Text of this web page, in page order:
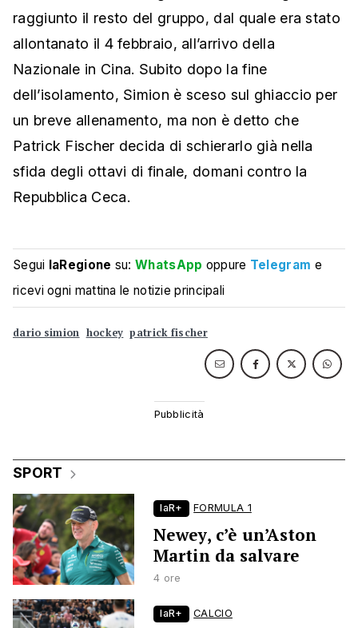
raggiunto il resto del gruppo, dal quale era stato
allontanato il 4 febbraio, all’arrivo della
Nazionale in Cina. Subito dopo la fine
dell’isolamento, Simion è sceso sul ghiaccio per
un breve allenamento, ma non è detto che
Patrick Fischer decida di schierarlo già nella
sfida degli ottavi di finale, domani contro la
Repubblica Ceca.
Segui laRegione su:WhatsApp oppure Telegram e
ricevi ogni mattina le notizie principali
dario simion hockey patrick fischer
SPORT
laR+ FORMULA 1
Newey, c’è un’Aston
Martin da salvare
4 ore
laR+ CALCIO